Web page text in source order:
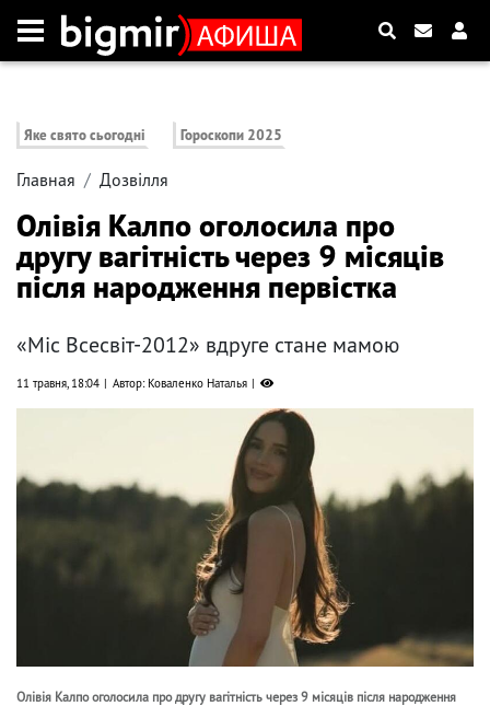
Яке свято сьогодні Гороскопи 2025
Главная Дозвілля
Олівія Калпо оголосила про
другу вагітність через 9 місяців
після народження первістка
«Міс Всесвіт-2012» вдруге стане мамою
11 травня, 18:04 Автор: Коваленко Наталья
Олівія Калпо оголосила про другу вагітність через 9 місяців після народження